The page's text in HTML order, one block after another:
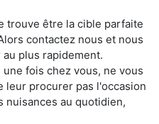
trouve être la cible parfaite
contactez nous et nous
plus rapidement.
fois chez vous, ne vous
leur procurer pas l'occasion
nuisances au quotidien,